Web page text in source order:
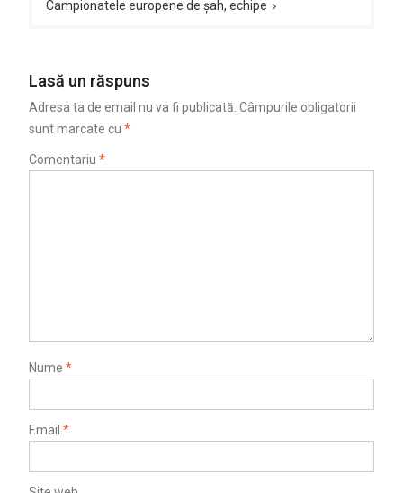
Campionatele europene de șah, echipe
Lasă un răspuns
Adresa ta de email nu va fi publicată. Câmpurile obligatorii
sunt marcate cu *
Comentariu *
Nume *
Email *